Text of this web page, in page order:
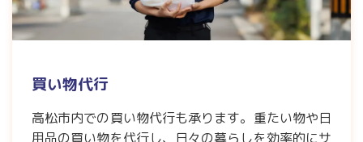
買い物代行
高松市内での買い物代行も承ります。重たい物や日
用品の買い物を代行し、日々の暮らしを効率的にサ